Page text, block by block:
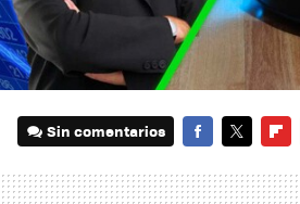
Sin comentarios